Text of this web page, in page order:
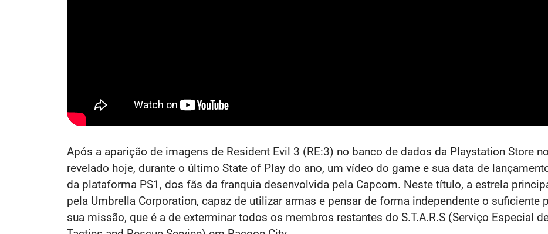
Após a aparição de imagens de Resident Evil 3 (RE:3) no banco de dados da Playstation Store
revelado hoje, durante o último State of Play do ano, um vídeo do game e sua data de
da plataforma PS1, dos fãs da franquia desenvolvida pela Capcom. Neste título, a estrela
pela Umbrella Corporation, capaz de utilizar armas e pensar de forma independente o suficiente
sua missão, que é a de exterminar todos os membros restantes do S.T.A.R.S (Serviço Especial